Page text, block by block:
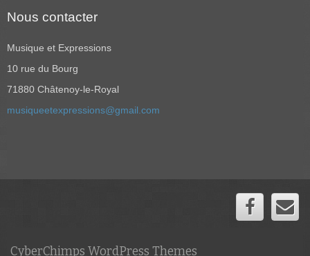
Nous contacter
Musique et Expressions
10 rue du Bourg
71880 Châtenoy-le-Royal
musiqueetexpressions@gmail.com
CyberChimps WordPress Themes